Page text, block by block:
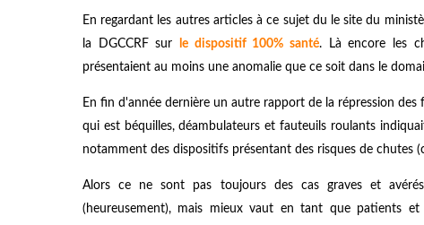
En regardant les autres articles à ce sujet du le site du
la DGCCRF sur
le dispositif 100% santé. Là encore les
présentaient au moins une anomalie que ce soit dans le
En fin d'année dernière un autre rapport de la répression des
qui est béquilles, déambulateurs et fauteuils roulants
notamment des dispositifs présentant des risques de chutes
Alors ce ne sont pas toujours des cas graves et
(heureusement), mais mieux vaut en tant que patients